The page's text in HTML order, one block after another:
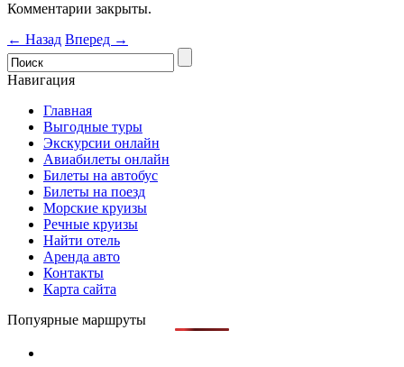
Комментарии закрыты.
← Назад Вперед →
Навигация
Главная
Выгодные туры
Экскурсии онлайн
Авиабилеты онлайн
Билеты на автобус
Билеты на поезд
Морские круизы
Речные круизы
Найти отель
Аренда авто
Контакты
Карта сайта
Попуярные маршруты